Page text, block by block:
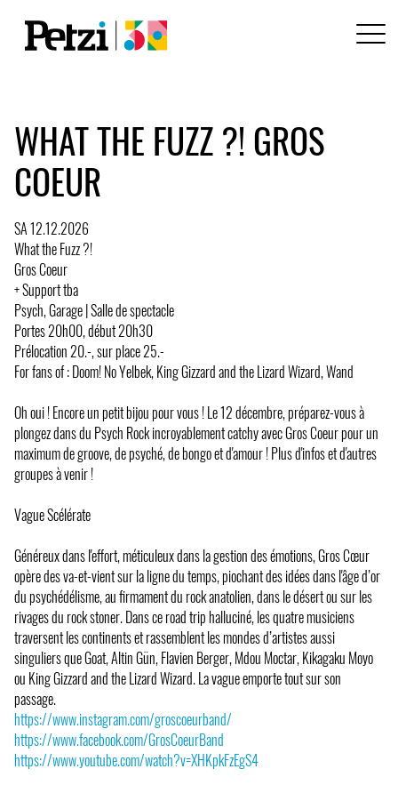
WHAT THE FUZZ ?! GROS
COEUR
SA 12.12.2026
What the Fuzz ?!
Gros Coeur
+ Support tba
Psych, Garage | Salle de spectacle
Portes 20h00, début 20h30
Prélocation 20.-, sur place 25.-
For fans of : Doom! No Yelbek, King Gizzard and the Lizard Wizard, Wand
Oh oui ! Encore un petit bijou pour vous ! Le 12 décembre, préparez-vous à
plongez dans du Psych Rock incroyablement catchy avec Gros Coeur pour un
maximum de groove, de psyché, de bongo et d'amour ! Plus d'infos et d'autres
groupes à venir !
Vague Scélérate
Généreux dans l'effort, méticuleux dans la gestion des émotions, Gros Cœur
opère des va-et-vient sur la ligne du temps, piochant des idées dans l'âge d’or
du psychédélisme, au firmament du rock anatolien, dans le désert ou sur les
rivages du rock stoner. Dans ce road trip halluciné, les quatre musiciens
traversent les continents et rassemblent les mondes d’artistes aussi
singuliers que Goat, Altin Gün, Flavien Berger, Mdou Moctar, Kikagaku Moyo
ou King Gizzard and the Lizard Wizard. La vague emporte tout sur son
passage.
https://www.instagram.com/groscoeurband/
https://www.facebook.com/GrosCoeurBand
https://www.youtube.com/watch?v=XHKpkFzEgS4